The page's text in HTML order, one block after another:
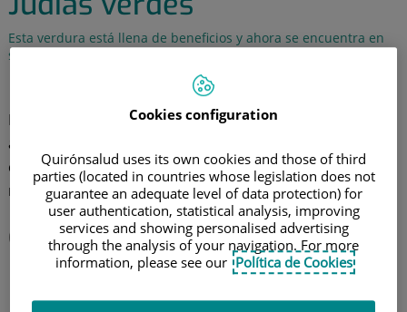
Esta verdura está llena de beneficios y ahora se encuentra en
su mejor temporada, así que hay que aprovechar
Entre sus propiedades beneficiosas destaca su
actividad reductora de la presión arterial y sus
cualidadesdiuréticas , por lo que mejoran los casos de
retención de líquidos.
Contra la anemia
Cookies configuration
Quirónsalud uses its own cookies and those of third
parties (located in countries whose legislation does not
guarantee an adequate level of data protection) for
user authentication, statistical analysis, improving
services and showing personalised advertising
through the analysis of your navigation. For more
information, please see our Política de Cookies